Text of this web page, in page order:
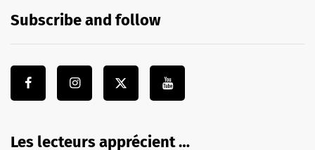
Subscribe and follow
Les lecteurs apprécient …